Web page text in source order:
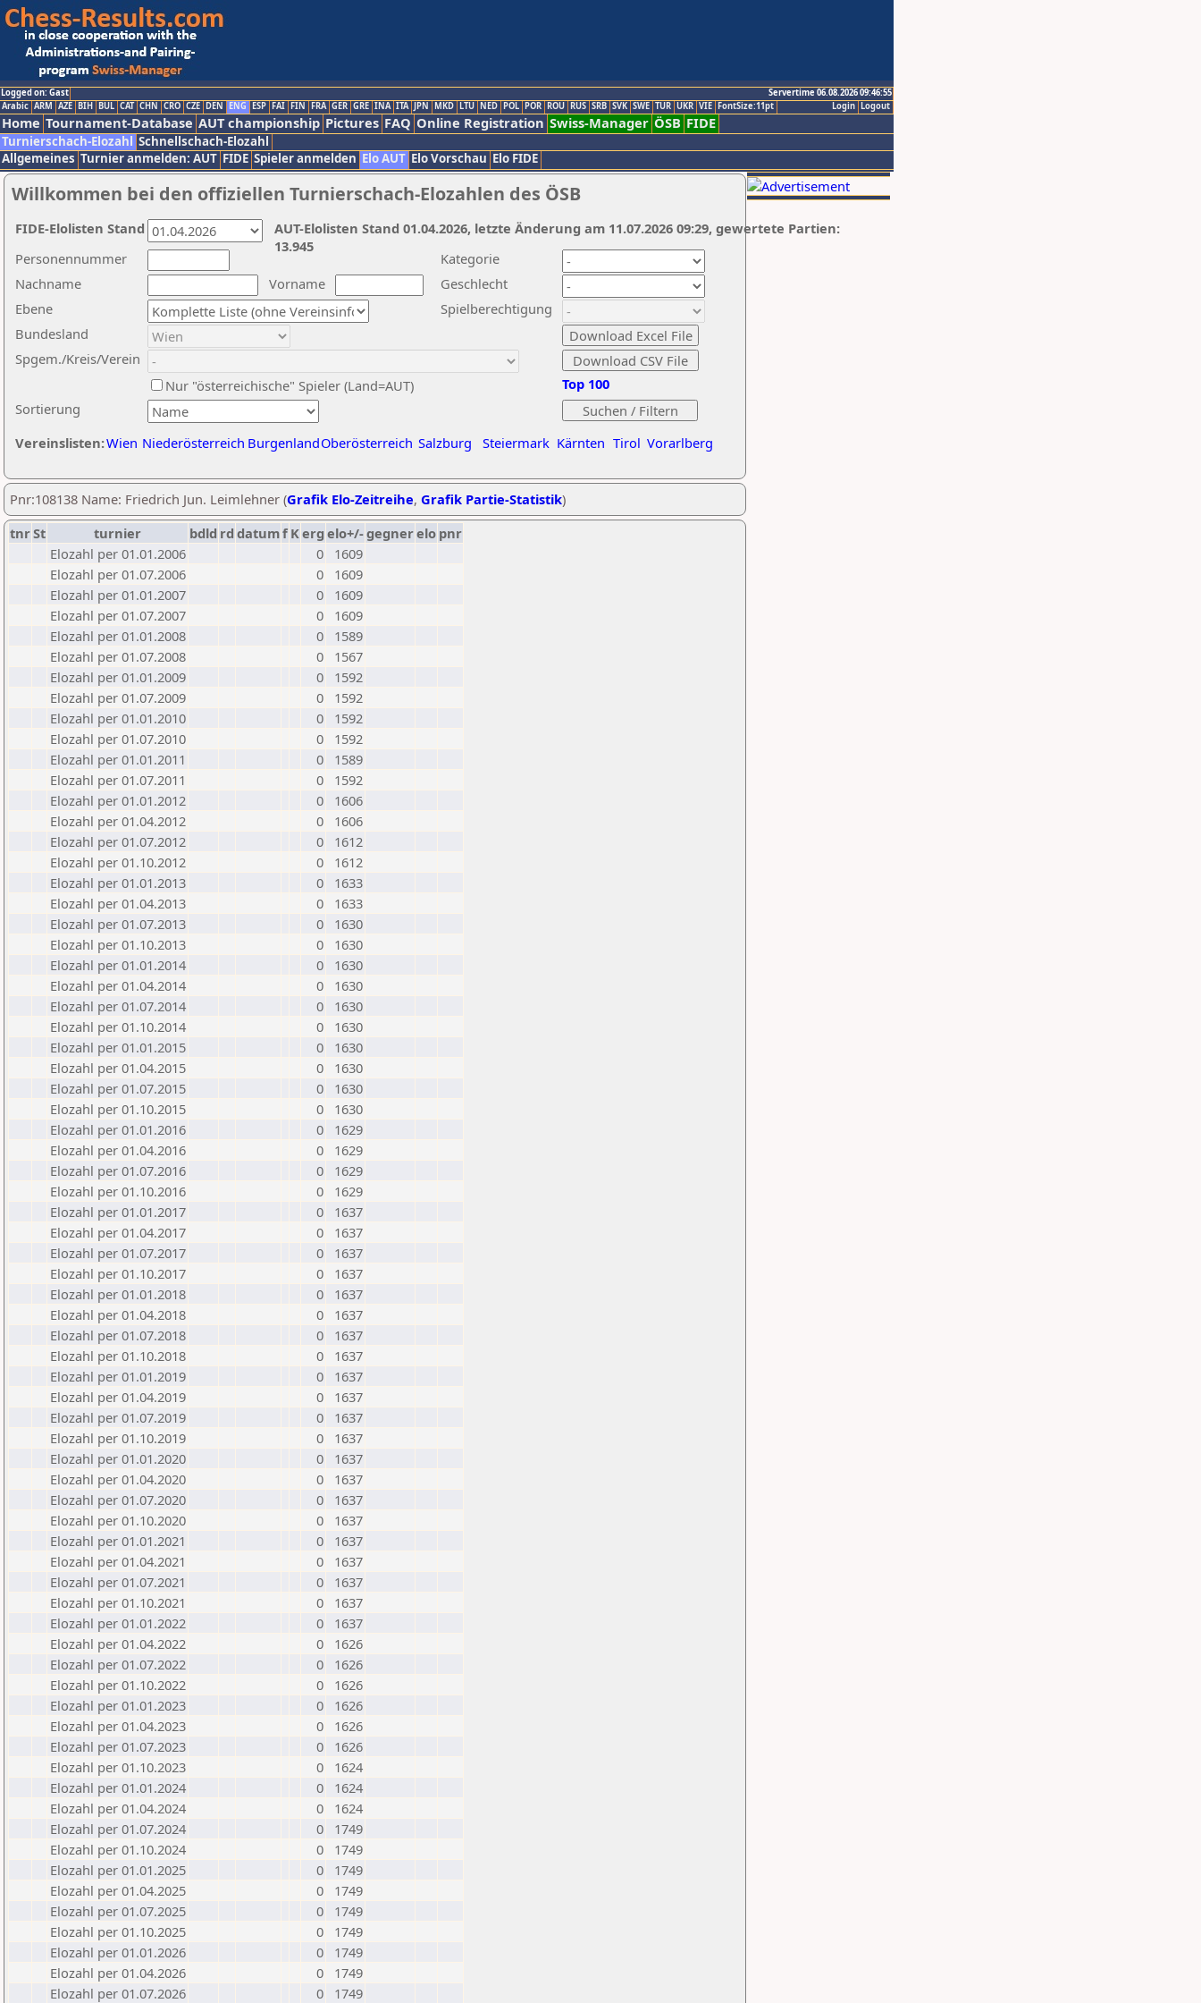
Logged on: Gast
Servertime 06.08.2026 09:46:55
Logout
Login
Arabic ARM AZE BIH BUL CAT CHN CRO CZE DEN ENG ESP FAI FIN FRA GER GRE INA ITA JPN MKD LTU NED POL POR ROU RUS SRB SVK SWE TUR UKR VIE FontSize:11pt
Home Tournament-Database AUT championship Pictures FAQ Online Registration Swiss-Manager ÖSB FIDE
Turnierschach-Elozahl Schnellschach-Elozahl
Allgemeines Turnier anmelden: AUT FIDE Spieler anmelden Elo AUT Elo Vorschau Elo FIDE
Willkommen bei den offiziellen Turnierschach-Elozahlen des ÖSB
Nachname
Vorname
Ebene
Kategorie
Sortierung
Personennummer
Bundesland
Spgem./Kreis/Verein
Geschlecht
Nur "österreichische" Spieler (Land=AUT)
Spielberechtigung
Vereinslisten:Wien Niederösterreich BurgenlandOberösterreich Salzburg Steiermark Kärnten Tirol Vorarlberg
Top 100
AUT-Elolisten Stand 01.04.2026, letzte Änderung am 11.07.2026 09:29, gewertete Partien:
13.945
FIDE-Elolisten Stand
Pnr:108138 Name: Friedrich Jun. Leimlehner (Grafik Elo-Zeitreihe, Grafik Partie-Statistik)
tnrSt turnier bdld rd datumf Kerg elo+/-gegnerelo pnr
Elozahl per 01.01.2006
0
1609
Elozahl per 01.07.2006
0
1609
Elozahl per 01.01.2007
0
1609
Elozahl per 01.07.2007
0
1609
Elozahl per 01.01.2008
0
1589
Elozahl per 01.07.2008
0
1567
Elozahl per 01.01.2009
0
1592
Elozahl per 01.07.2009
0
1592
Elozahl per 01.01.2010
0
1592
Elozahl per 01.07.2010
0
1592
Elozahl per 01.01.2011
0
1589
Elozahl per 01.07.2011
0
1592
Elozahl per 01.01.2012
0
1606
Elozahl per 01.04.2012
0
1606
Elozahl per 01.07.2012
0
1612
Elozahl per 01.10.2012
0
1612
Elozahl per 01.01.2013
0
1633
Elozahl per 01.04.2013
0
1633
Elozahl per 01.07.2013
0
1630
Elozahl per 01.10.2013
0
1630
Elozahl per 01.01.2014
0
1630
Elozahl per 01.04.2014
0
1630
Elozahl per 01.07.2014
0
1630
Elozahl per 01.10.2014
0
1630
Elozahl per 01.01.2015
0
1630
Elozahl per 01.04.2015
0
1630
Elozahl per 01.07.2015
0
1630
Elozahl per 01.10.2015
0
1630
Elozahl per 01.01.2016
0
1629
Elozahl per 01.04.2016
0
1629
Elozahl per 01.07.2016
0
1629
Elozahl per 01.10.2016
0
1629
Elozahl per 01.01.2017
0
1637
Elozahl per 01.04.2017
0
1637
Elozahl per 01.07.2017
0
1637
Elozahl per 01.10.2017
0
1637
Elozahl per 01.01.2018
0
1637
Elozahl per 01.04.2018
0
1637
Elozahl per 01.07.2018
0
1637
Elozahl per 01.10.2018
0
1637
Elozahl per 01.01.2019
0
1637
Elozahl per 01.04.2019
0
1637
Elozahl per 01.07.2019
0
1637
Elozahl per 01.10.2019
0
1637
Elozahl per 01.01.2020
0
1637
Elozahl per 01.04.2020
0
1637
Elozahl per 01.07.2020
0
1637
Elozahl per 01.10.2020
0
1637
Elozahl per 01.01.2021
0
1637
Elozahl per 01.04.2021
0
1637
Elozahl per 01.07.2021
0
1637
Elozahl per 01.10.2021
0
1637
Elozahl per 01.01.2022
0
1637
Elozahl per 01.04.2022
0
1626
Elozahl per 01.07.2022
0
1626
Elozahl per 01.10.2022
0
1626
Elozahl per 01.01.2023
0
1626
Elozahl per 01.04.2023
0
1626
Elozahl per 01.07.2023
0
1626
Elozahl per 01.10.2023
0
1624
Elozahl per 01.01.2024
0
1624
Elozahl per 01.04.2024
0
1624
Elozahl per 01.07.2024
0
1749
Elozahl per 01.10.2024
0
1749
Elozahl per 01.01.2025
0
1749
Elozahl per 01.04.2025
0
1749
Elozahl per 01.07.2025
0
1749
Elozahl per 01.10.2025
0
1749
Elozahl per 01.01.2026
0
1749
Elozahl per 01.04.2026
0
1749
Elozahl per 01.07.2026
0 1749